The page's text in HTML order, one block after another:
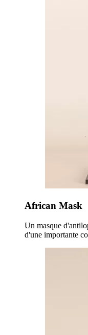
African Mask
Un masque
d'une importante